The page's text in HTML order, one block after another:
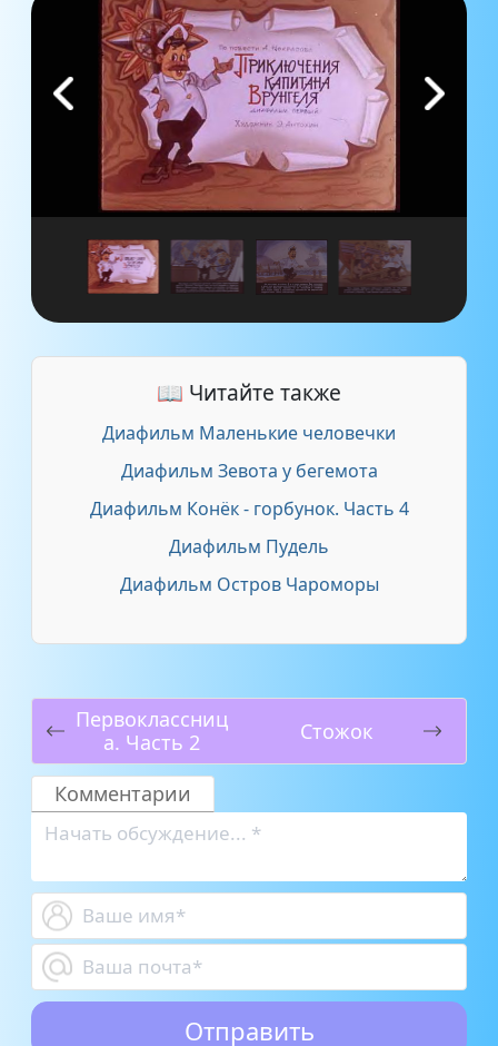
📖 Читайте также
Диафильм Маленькие человечки
Диафильм Зевота у бегемота
Диафильм Конёк - горбунок. Часть 4
Диафильм Пудель
Диафильм Остров Чароморы
Первоклассниц
а. Часть 2
Стожок
Комментарии